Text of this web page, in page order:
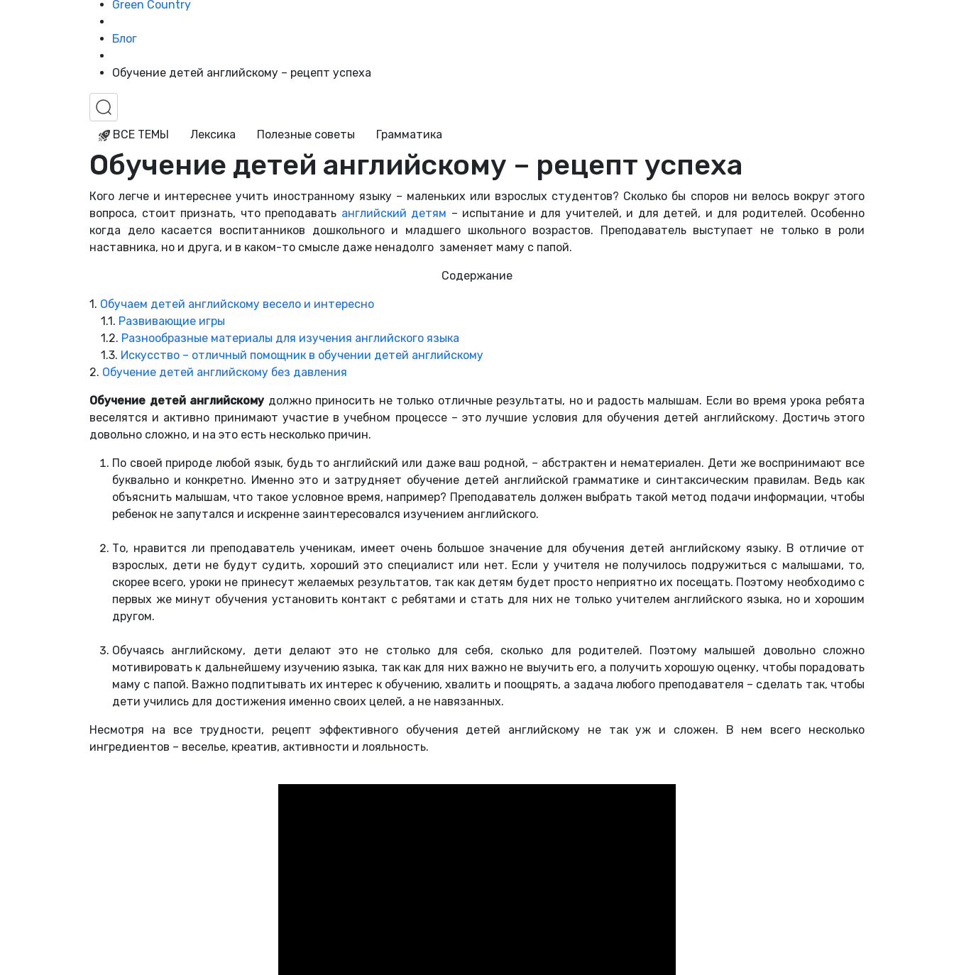
Green Country
Блог
Обучение детей английскому – рецепт успеха
ВСЕ ТЕМЫ Лексика Полезные советы Грамматика
Обучение детей английскому – рецепт успеха
Кого легче и интереснее учить иностранному языку – маленьких или взрослых студентов? Сколько бы споров ни велось вокруг этого
вопроса, стоит признать, что преподавать английский детям – испытание и для учителей, и для детей, и для родителей. Особенно
когда дело касается воспитанников дошкольного и младшего школьного возрастов. Преподаватель выступает не только в роли
наставника, но и друга, и в каком-то смысле даже ненадолго заменяет маму с папой.
Содержание
1. Обучаем детей английскому весело и интересно
1.1. Развивающие игры
1.2. Разнообразные материалы для изучения английского языка
1.3. Искусство – отличный помощник в обучении детей английскому
2. Обучение детей английскому без давления
Обучение детей английскому должно приносить не только отличные результаты, но и радость малышам. Если во время урока ребята
веселятся и активно принимают участие в учебном процессе – это лучшие условия для обучения детей английскому. Достичь этого
довольно сложно, и на это есть несколько причин.
По своей природе любой язык, будь то английский или даже ваш родной, – абстрактен и нематериален. Дети же воспринимают все
буквально и конкретно. Именно это и затрудняет обучение детей английской грамматике и синтаксическим правилам. Ведь как
объяснить малышам, что такое условное время, например? Преподаватель должен выбрать такой метод подачи информации, чтобы
ребенок не запутался и искренне заинтересовался изучением английского.
То, нравится ли преподаватель ученикам, имеет очень большое значение для обучения детей английскому языку. В отличие от
взрослых, дети не будут судить, хороший это специалист или нет. Если у учителя не получилось подружиться с малышами, то,
скорее всего, уроки не принесут желаемых результатов, так как детям будет просто неприятно их посещать. Поэтому необходимо с
первых же минут обучения установить контакт с ребятами и стать для них не только учителем английского языка, но и хорошим
другом.
Обучаясь английскому, дети делают это не столько для себя, сколько для родителей. Поэтому малышей довольно сложно
мотивировать к дальнейшему изучению языка, так как для них важно не выучить его, а получить хорошую оценку, чтобы порадовать
маму с папой. Важно подпитывать их интерес к обучению, хвалить и поощрять, а задача любого преподавателя – сделать так, чтобы
дети учились для достижения именно своих целей, а не навязанных.
Несмотря на все трудности, рецепт эффективного обучения детей английскому не так уж и сложен. В нем всего несколько
ингредиентов – веселье, креатив, активности и лояльность.